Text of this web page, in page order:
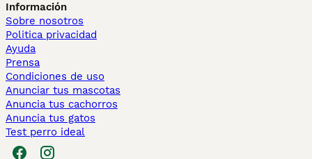
Información
Sobre nosotros
Politica privacidad
Ayuda
Prensa
Condiciones de uso
Anunciar tus mascotas
Anuncia tus cachorros
Anuncia tus gatos
Test perro ideal